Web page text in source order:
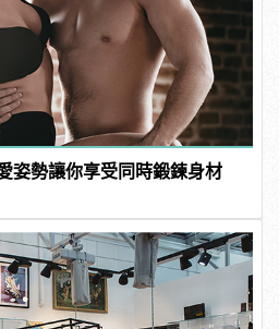
姿勢讓你享受同時鍛鍊身材